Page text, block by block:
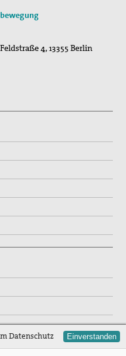
Feldstraße 4,13355 Berlin
Datenschutz Einverstanden